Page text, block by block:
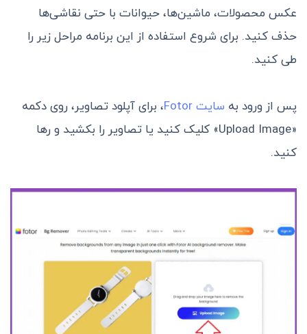
عکس محصولات، ماشین‌ها، حیوانات با حتی نقاشی‌ها
حذف کنید. برای شروع استفاده از این برنامه مراحل زیر را
طی کنید.
پس از ورود به سایت Fotor
، برای آپلود تصاویر، روی دکمه
«Upload Image» کلیک کنید یا تصاویر را بکشید و رها
کنید.